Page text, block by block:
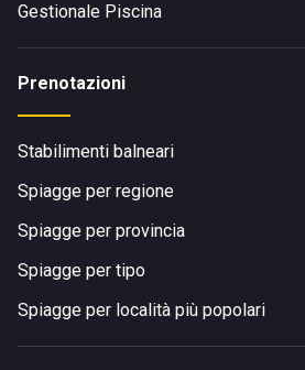
Gestionale Piscina
Prenotazioni
Stabilimenti balneari
Spiagge per regione
Spiagge per provincia
Spiagge per tipo
Spiagge per località più popolari